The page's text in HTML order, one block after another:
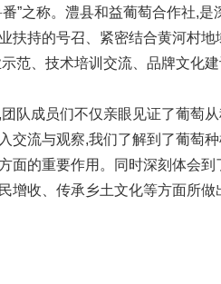
”之称。澧县和益葡萄合作社,
扶持的号召、紧密结合黄河村
范、技术培训交流、品牌文化
队成员们不仅亲眼见证了葡萄
交流与观察,我们了解到了葡萄
面的重要作用。同时深刻体会
增收、传承乡土文化等方面所做